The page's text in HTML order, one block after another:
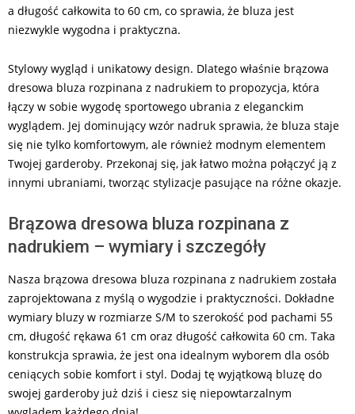
a długość całkowita to 60 cm, co sprawia, że bluza jest
niezwykle wygodna i praktyczna.
Stylowy wygląd i unikatowy design. Dlatego właśnie brązowa
dresowa bluza rozpinana z nadrukiem to propozycja, która
łączy w sobie wygodę sportowego ubrania z eleganckim
wyglądem. Jej dominujący wzór nadruk sprawia, że bluza staje
się nie tylko komfortowym, ale również modnym elementem
Twojej garderoby. Przekonaj się, jak łatwo można połączyć ją z
innymi ubraniami, tworząc stylizacje pasujące na różne okazje.
Brązowa dresowa bluza rozpinana z
nadrukiem – wymiary i szczegóły
Nasza brązowa dresowa bluza rozpinana z nadrukiem została
zaprojektowana z myślą o wygodzie i praktyczności. Dokładne
wymiary bluzy w rozmiarze S/M to szerokość pod pachami 55
cm, długość rękawa 61 cm oraz długość całkowita 60 cm. Taka
konstrukcja sprawia, że jest ona idealnym wyborem dla osób
ceniących sobie komfort i styl. Dodaj tę wyjątkową bluzę do
swojej garderoby już dziś i ciesz się niepowtarzalnym